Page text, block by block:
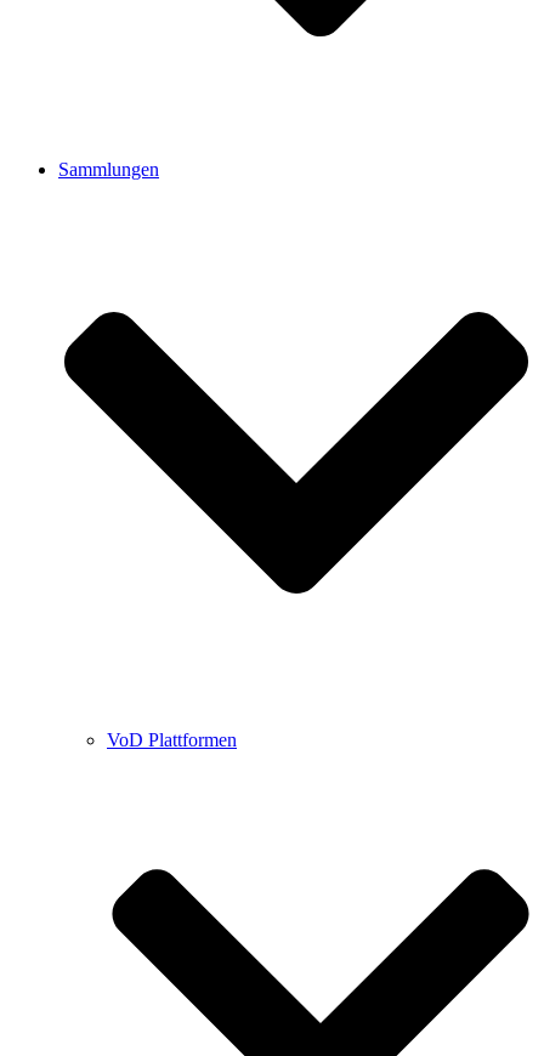
Sammlungen
VoD Plattformen